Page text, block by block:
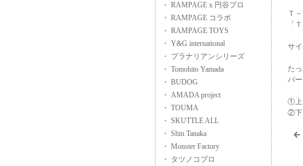
・ RAMPAGE x 円谷プロ
・ RAMPAGE コラボ
・ RAMPAGE TOYS
・ Y&G international
・ プラナリアンシリーズ
・ Tomohito Yamada
・ BUDOG
・ AMADA project
・ TOUMA
・ SKUTTLE ALL
・ Shin Tanaka
・ Monster Factory
・ タツノコプロ
Ｔ
「
サ
た
パ
①上
②下